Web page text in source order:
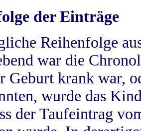
der Einträge
Reihenfolge
war die
Geburt krank war,
wurde das
der Taufeintrag